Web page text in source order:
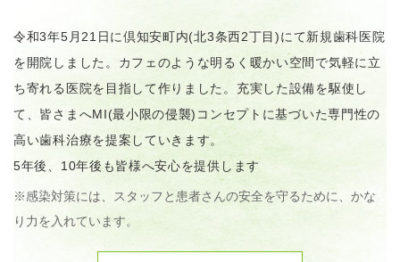
令和3年5月21日に倶知安町内(北3条西2丁目)にて新規歯科医院
を開院しました。カフェのような明るく暖かい空間で気軽に立
ち寄れる医院を目指して作りました。充実した設備を駆使し
て、皆さまへMI(最小限の侵襲)コンセプトに基づいた専門性の
高い歯科治療を提案していきます。
5年後、10年後も皆様へ安心を提供します
※感染対策には、スタッフと患者さんの安全を守るために、かな
り力を入れています。